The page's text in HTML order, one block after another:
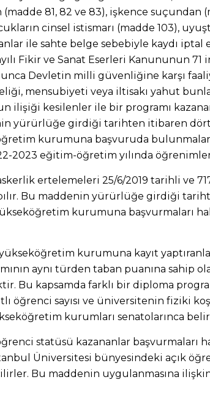
81, 82 ve 83), işkence suçundan
cinsel istismarı (madde 103),
ile sahte belge sebebiyle kaydı iptal
Fikir ve Sanat Eserleri Kanununun
Devletin milli güvenliğine karşı
mensubiyeti veya iltisakı yahut
ilişiği kesilenler ile bir programı
yürürlüğe girdiği tarihten itibaren
kurumuna başvuruda
2023 eğitim-öğretim yılında
ertelemeleri 25/6/2019 tarihli ve
Bu maddenin yürürlüğe girdiği
kurumuna başvurmaları
kurumuna kayıt
aynı türden taban puanına sahip
Bu kapsamda farklı bir diploma
öğrenci sayısı ve üniversitenin fiziki
kurumları senatolarınca
statüsü kazananlar başvurmaları
Üniversitesi bünyesindeki açık
Bu maddenin uygulanmasına ilişkin